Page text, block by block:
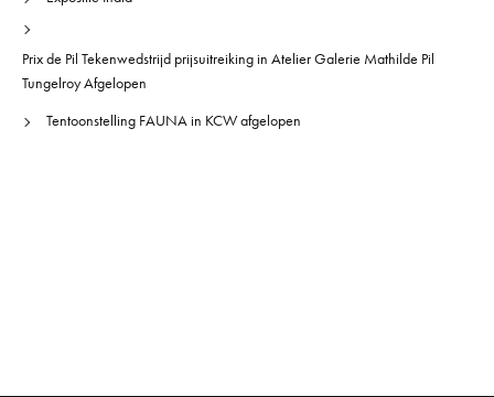
Prix de Pil Tekenwedstrijd prijsuitreiking in Atelier Galerie Mathilde Pil
Tungelroy Afgelopen
Tentoonstelling FAUNA in KCW afgelopen